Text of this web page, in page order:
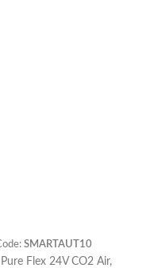
SMARTAUT10
Pure Flex 24V CO2 Air,